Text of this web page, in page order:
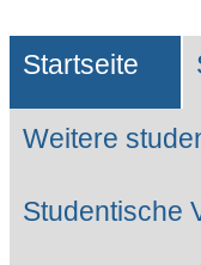
Suche…
Sektionen
Startseite
Weitere
Studentische